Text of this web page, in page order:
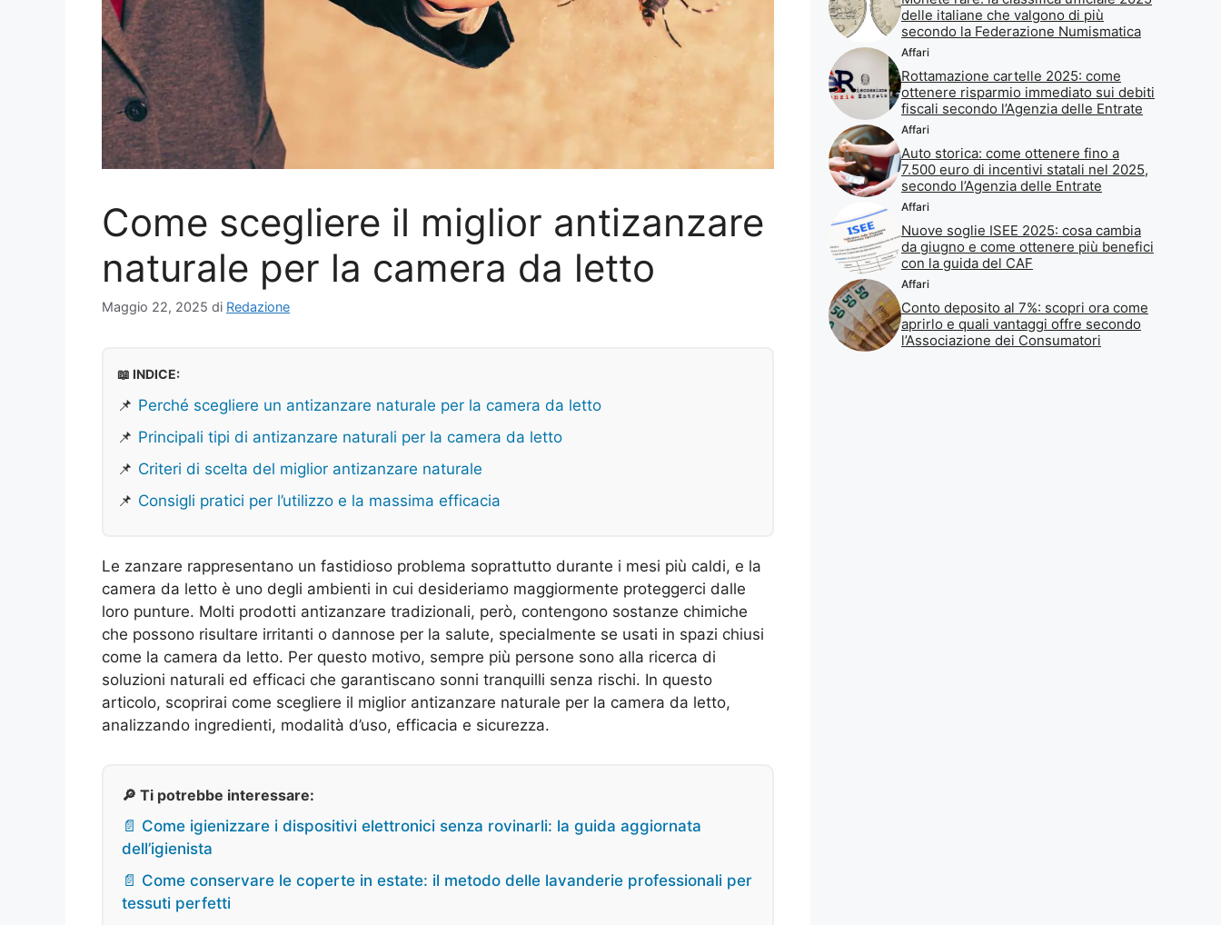
Come scegliere il miglior antizanzare
naturale per la camera da letto
Maggio 22, 2025 di Redazione
📖 INDICE:
📌 Perché scegliere un antizanzare naturale per la camera da letto
📌 Principali tipi di antizanzare naturali per la camera da letto
📌 Criteri di scelta del miglior antizanzare naturale
📌 Consigli pratici per l’utilizzo e la massima efficacia
Le zanzare rappresentano un fastidioso problema soprattutto durante i mesi più caldi, e la
camera da letto è uno degli ambienti in cui desideriamo maggiormente proteggerci dalle
loro punture. Molti prodotti antizanzare tradizionali, però, contengono sostanze chimiche
che possono risultare irritanti o dannose per la salute, specialmente se usati in spazi chiusi
come la camera da letto. Per questo motivo, sempre più persone sono alla ricerca di
soluzioni naturali ed efficaci che garantiscano sonni tranquilli senza rischi. In questo
articolo, scoprirai come scegliere il miglior antizanzare naturale per la camera da letto,
analizzando ingredienti, modalità d’uso, efficacia e sicurezza.
🔎 Ti potrebbe interessare:
📄 Come igienizzare i dispositivi elettronici senza rovinarli: la guida aggiornata
dell’igienista
📄 Come conservare le coperte in estate: il metodo delle lavanderie professionali per
tessuti perfetti
delle italiane che valgono di più
secondo la Federazione Numismatica
Affari
Rottamazione cartelle 2025: come
ottenere risparmio immediato sui debiti
fiscali secondo l’Agenzia delle Entrate
Affari
Auto storica: come ottenere fino a
7.500 euro di incentivi statali nel 2025,
secondo l’Agenzia delle Entrate
Affari
Nuove soglie ISEE 2025: cosa cambia
da giugno e come ottenere più benefici
con la guida del CAF
Affari
Conto deposito al 7%: scopri ora come
aprirlo e quali vantaggi offre secondo
l’Associazione dei Consumatori